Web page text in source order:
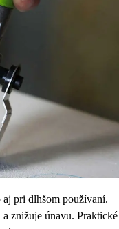
pri dlhšom používaní.
znižuje únavu. Praktické